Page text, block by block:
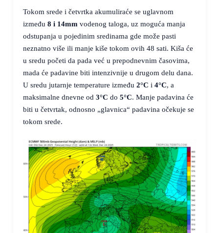
Tokom srede i četvrtka akumuliraće se uglavnom
između 8 i 14mmvodenog taloga, uz moguća manja
odstupanja u pojedinim sredinama gde može pasti
neznatno više ili manje kiše tokom ovih 48 sati. Kiša će
u sredu početi da pada već u prepodnevnim časovima,
mada će padavine biti intenzivnije u drugom delu dana.
U sredu jutarnje temperature između 2°C i 4°C, a
maksimalne dnevne od 3°C do 5°C. Manje padavina će
biti u četvrtak, odnosno „glavnica“ padavina očekuje se
tokom srede.